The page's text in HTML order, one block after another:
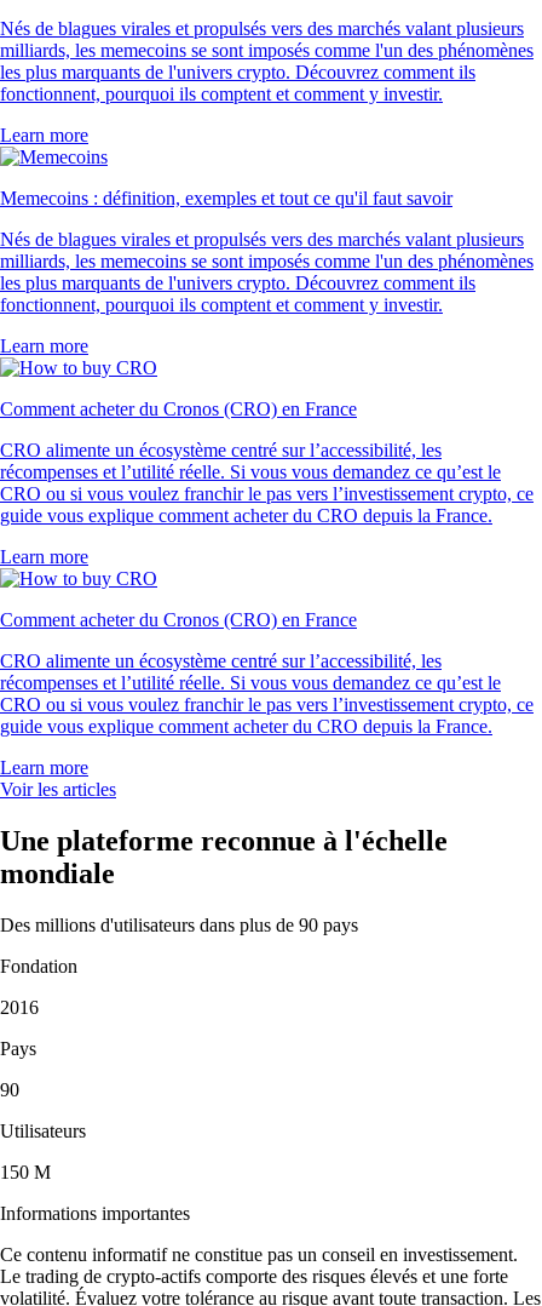
Nés de blagues virales et propulsés vers des marchés valant plusieurs
milliards, les memecoins se sont imposés comme l'un des phénomènes
les plus marquants de l'univers crypto. Découvrez comment ils
fonctionnent, pourquoi ils comptent et comment y investir.
Learn more
Memecoins : définition, exemples et tout ce qu'il faut savoir
Nés de blagues virales et propulsés vers des marchés valant plusieurs
milliards, les memecoins se sont imposés comme l'un des phénomènes
les plus marquants de l'univers crypto. Découvrez comment ils
fonctionnent, pourquoi ils comptent et comment y investir.
Learn more
Comment acheter du Cronos (CRO) en France
CRO alimente un écosystème centré sur l’accessibilité, les
récompenses et l’utilité réelle. Si vous vous demandez ce qu’est le
CRO ou si vous voulez franchir le pas vers l’investissement crypto, ce
guide vous explique comment acheter du CRO depuis la France.
Learn more
Comment acheter du Cronos (CRO) en France
CRO alimente un écosystème centré sur l’accessibilité, les
récompenses et l’utilité réelle. Si vous vous demandez ce qu’est le
CRO ou si vous voulez franchir le pas vers l’investissement crypto, ce
guide vous explique comment acheter du CRO depuis la France.
Learn more
Voir les articles
Une plateforme reconnue à l'échelle
mondiale
Des millions d'utilisateurs dans plus de 90 pays
Fondation
2016
Pays
90
Utilisateurs
150 M
Informations importantes
Ce contenu informatif ne constitue pas un conseil en investissement.
Le trading de crypto-actifs comporte des risques élevés et une forte
volatilité. Évaluez votre tolérance au risque avant toute transaction. Les